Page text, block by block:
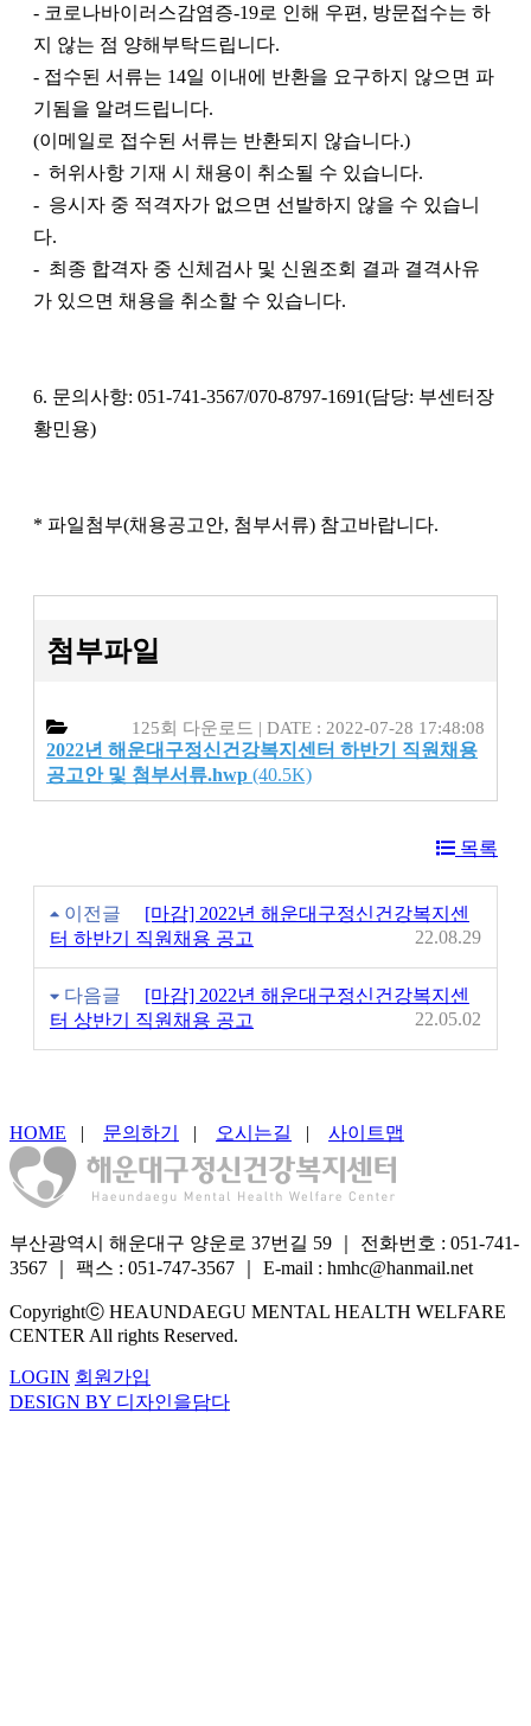
- 코로나바이러스감염증-19로 인해 우편, 방문접수는 하
지 않는 점 양해부탁드립니다.
- 접수된 서류는 14일 이내에 반환을 요구하지 않으면 파
기됨을 알려드립니다.
(이메일로 접수된 서류는 반환되지 않습니다.)
- 허위사항 기재 시 채용이 취소될 수 있습니다.
- 응시자 중 적격자가 없으면 선발하지 않을 수 있습니
다.
- 최종 합격자 중 신체검사 및 신원조회 결과 결격사유
가 있으면 채용을 취소할 수 있습니다.
6. 문의사항: 051-741-3567/070-8797-1691(담당: 부센터장
황민용)
* 파일첨부(채용공고안, 첨부서류) 참고바랍니다.
첨부파일
2022년 해운대구정신건강복지센터 하반기 직원채용
공고안 및 첨부서류.hwp (40.5K)
125회 다운로드 | DATE : 2022-07-28 17:48:08
목록
이전글
[마감] 2022년 해운대구정신건강복지센
터 하반기 직원채용 공고
22.08.29
다음글
[마감] 2022년 해운대구정신건강복지센
터 상반기 직원채용 공고
22.05.02
HOME | 문의하기 | 오시는길 | 사이트맵
부산광역시 해운대구 양운로 37번길 59
전화번호 : 051-741-
3567
팩스 : 051-747-3567 E-mail : hmhc@hanmail.net
Copyrightⓒ HEAUNDAEGU MENTAL HEALTH WELFARE
CENTER All rights Reserved.
LOGIN 회원가입
DESIGN BY 디자인을담다